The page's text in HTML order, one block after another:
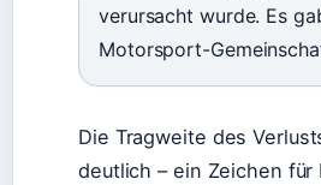
verursacht wurde. Es
Motorsport-
Die Tragweite des
deutlich – ein Zeichen